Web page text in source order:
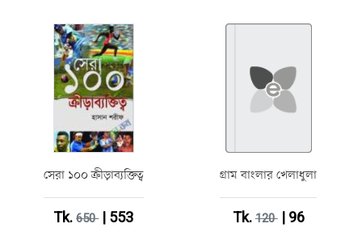
সেরা ১০০ ক্রীড়াব্যক্তিত্ব
Tk.650| 553
গ্রাম বাংলার খেলাধুলা
Tk.120| 96